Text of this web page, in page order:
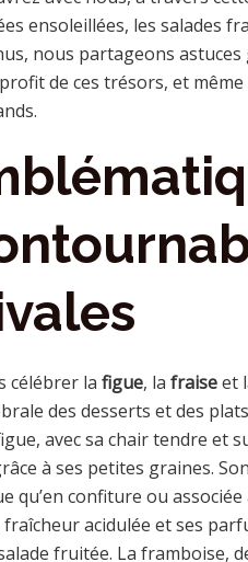
ensoleillées, les salades
nous partageons
de ces trésors, et
célébrer la figue, la fraiseet
des desserts et des
avec sa chair tendre et
à ses petites graines.
confiture ou associée
acidulée et ses
fruitée. La framboise,